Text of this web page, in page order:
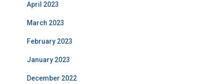
April 2023
March 2023
February 2023
January 2023
December 2022